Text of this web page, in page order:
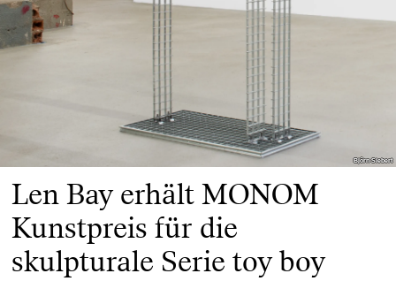
Björn Siebert
Björn Siebert
Len Bay erhält MONOM
Kunstpreis für die
skulpturale Serie toy boy